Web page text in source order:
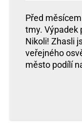
Před
tmy. Výpadek
Nikoli! Zhasli
veřejného
město podílí